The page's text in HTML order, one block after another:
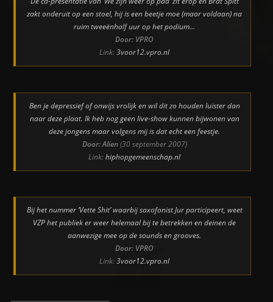
zakt onderuit op een stoel, hij is een beetje moe (maar voldaan) na
ruim tweeënhalf uur op het podium…
Door: VPRO
Link:3voor12.vpro.nl
Ben je depressief of onwijs vrolijk en wil dit zo houden luister dan
naar deze plaat. Ik heb nog geen live-show kunnen bijwonen van
deze jongens maar volgens mij is dat echt een feestje.
Door: Alien(30 september 2007)
Link:hiphopgemeenschap.nl
Bij het nummer ‘Vette Shit’ waarbij saxofonist Jur participeert, weet
VZP het publiek er weer helemaal bij te betrekken en deinen de
aanwezige mee op de sounds en grooves.
Door: VPRO
Link:3voor12.vpro.nl